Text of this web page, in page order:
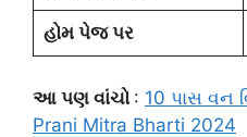
હોમ પેજ પર
આ પણ વાંચો : 10 પાસ વન
Prani Mitra Bharti 2024